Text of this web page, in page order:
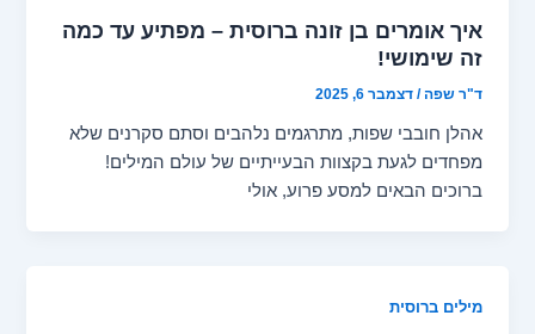
איך אומרים בן זונה ברוסית – מפתיע עד כמה
זה שימושי!
ד"ר שפה/דצמבר 6, 2025
אהלן חובבי שפות, מתרגמים נלהבים וסתם סקרנים שלא
מפחדים לגעת בקצוות הבעייתיים של עולם המילים!
ברוכים הבאים למסע פרוע, אולי
מילים ברוסית